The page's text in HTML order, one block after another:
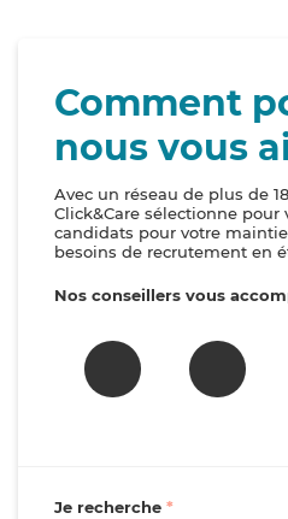
Comment
nous vous
Avec un réseau de plus de
Click&Care sélectionne pour
candidats pour votre
besoins de recrutement en
Nos conseillers vous
Je recherche